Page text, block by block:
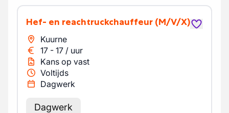
Hef- en reachtruckchauffeur (M/V/X)
Kuurne
17 - 17 / uur
Kans op vast
Voltijds
Dagwerk
Dagwerk